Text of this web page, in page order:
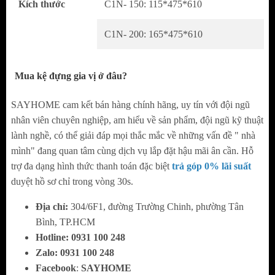
trực tiếp, giúp giữ gia vị luôn khô ráo, ngăn
tác động của độ ẩm và môi trường bên
2. Ưu và Nhược điểm của kệ đựng gia vị hợp
Ưu điểm
Chất liệu được làm bằng hợp kim nhôm, phủ
Nano bền bỉ và màu sắc được sang trọng hơn.
phù hợp với nhiều không gian bếp khác nhau.
Ray giảm chấn giúp sản phẩm hoạt động nhẹ
nhàng, không gây ra tiếng ồn, nâng cao tuổi
Kích thước C1N- 150: 115*475*610
C1N- 200: 165*475*610
Mua kệ đựng gia vị ở đâu?
SAYHOME cam kết bán hàng chính hãng, uy tín với đội ngũ
nhân viên chuyên nghiệp, am hiểu về sản phẩm, đội ngũ kỹ thuật
lành nghề, có thể giải đáp mọi thắc mắc về những vấn đề " nhà
mình" đang quan tâm cùng dịch vụ lắp đặt hậu mãi ân cần. Hỗ
trợ đa dạng hình thức thanh toán đặc biệt trả góp 0% lãi suất
duyệt hồ sơ chỉ trong vòng 30s.
Địa chỉ: 304/6F1, đường Trường Chinh, phường Tân
Bình, TP.HCM
Hotline: 0931 100 248
Zalo: 0931 100 248
Facebook: SAYHOME